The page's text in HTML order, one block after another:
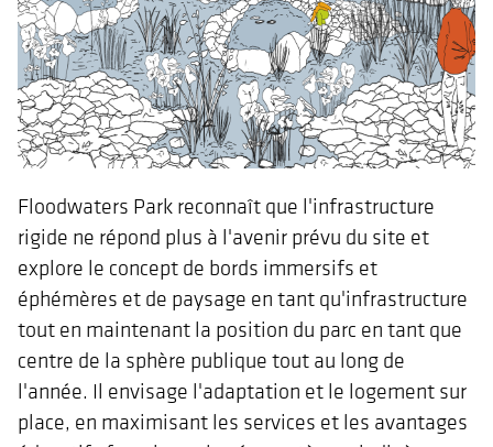
Floodwaters Park reconnaît que l'infrastructure
rigide ne répond plus à l'avenir prévu du site et
explore le concept de bords immersifs et
éphémères et de paysage en tant qu'infrastructure
tout en maintenant la position du parc en tant que
centre de la sphère publique tout au long de
l'année. Il envisage l'adaptation et le logement sur
place, en maximisant les services et les avantages